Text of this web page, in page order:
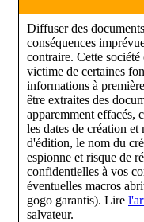
Diffuser des
conséquences
contraire. Cette
victime de certaines
informations à
être extraites des
apparemment effacés,
les dates de création
d'édition, le nom du
espionne et risque de
confidentielles à vos
éventuelles macros
gogo garantis). Lire
salvateur.